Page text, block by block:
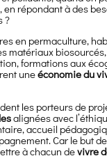
en répondant à des
?
en permaculture,
matériaux
formations aux
uneéconomie du
les porteurs de
alignées avec
accueil
Car le but
à chacun devivre